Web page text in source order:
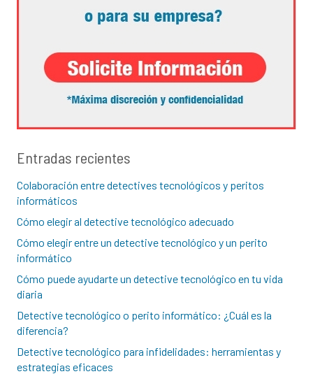
Entradas recientes
Colaboración entre detectives tecnológicos y peritos
informáticos
Cómo elegir al detective tecnológico adecuado
Cómo elegir entre un detective tecnológico y un perito
informático
Cómo puede ayudarte un detective tecnológico en tu vida
diaria
Detective tecnológico o perito informático: ¿Cuál es la
diferencia?
Detective tecnológico para infidelidades: herramientas y
estrategias eficaces